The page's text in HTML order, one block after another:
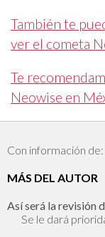
También te
ver el cometa
Te
Neowise en
Con información
MÁS DEL AUTOR
Así será la revisión
Se le dará